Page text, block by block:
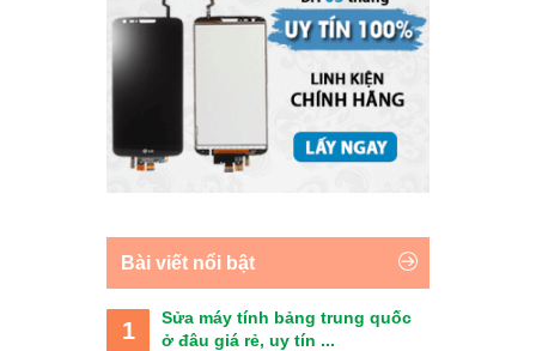
Bài viết nổi bật
1
Sửa máy tính bảng trung quốc
ở đâu giá rẻ, uy tín ...